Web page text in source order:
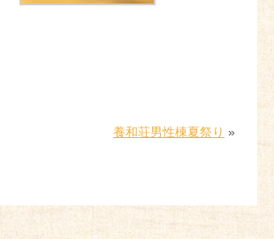
養和荘男性棟夏祭り »